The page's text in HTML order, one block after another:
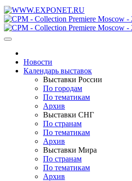
Новости
Календарь выставок
Выставки России
По городам
По тематикам
Архив
Выставки СНГ
По странам
По тематикам
Архив
Выставки Мира
По странам
По тематикам
Архив